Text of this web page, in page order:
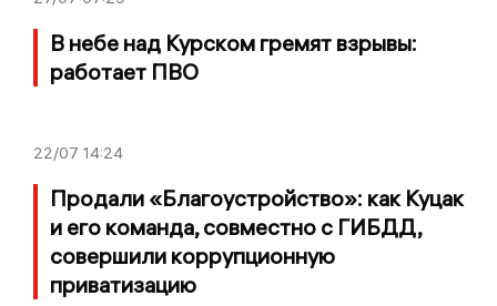
В небе над Курском гремят взрывы:
работает ПВО
22/07 14:24
Продали «Благоустройство»: как Куцак
и его команда, совместно с ГИБДД,
совершили коррупционную
приватизацию